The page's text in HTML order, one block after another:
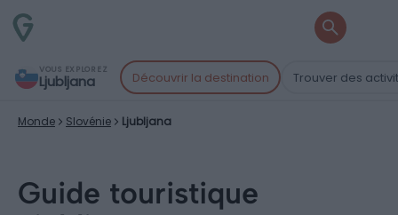
VOUS EXPLOREZ
Ljubljana Découvrir la destination Trouver des
Monde Slovénie Ljubljana
Guide touristique